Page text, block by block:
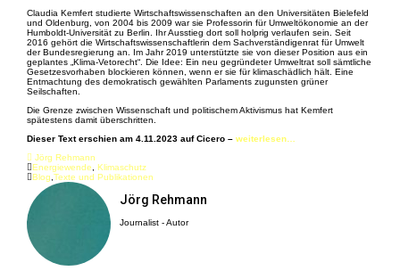
Claudia Kemfert studierte Wirtschaftswissenschaften an den Universitäten Bielefeld
und Oldenburg, von 2004 bis 2009 war sie Professorin für Umweltökonomie an der
Humboldt-Universität zu Berlin. Ihr Ausstieg dort soll holprig verlaufen sein. Seit
2016 gehört die Wirtschaftswissenschaftlerin dem Sachverständigenrat für Umwelt
der Bundesregierung an. Im Jahr 2019 unterstützte sie von dieser Position aus ein
geplantes „Klima-Vetorecht“. Die Idee: Ein neu gegründeter Umweltrat soll sämtliche
Gesetzesvorhaben blockieren können, wenn er sie für klimaschädlich hält. Eine
Entmachtung des demokratisch gewählten Parlaments zugunsten grüner
Seilschaften.
Die Grenze zwischen Wissenschaft und politischem Aktivismus hat Kemfert
spätestens damit überschritten.
Dieser Text erschien am 4.11.2023 auf Cicero – weiterlesen…
Jörg Rehmann
Energiewende
Klimaschutz
Blog Texte und Publikationen
Jörg Rehmann
Journalist - Autor